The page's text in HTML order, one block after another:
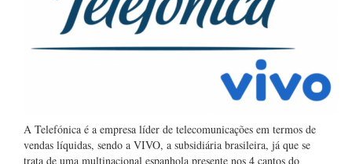
A Telefónica é a empresa líder de telecomunicações em termos de
vendas líquidas, sendo a VIVO, a subsidiária brasileira, já que se
trata de uma multinacional espanhola presente nos 4 cantos do